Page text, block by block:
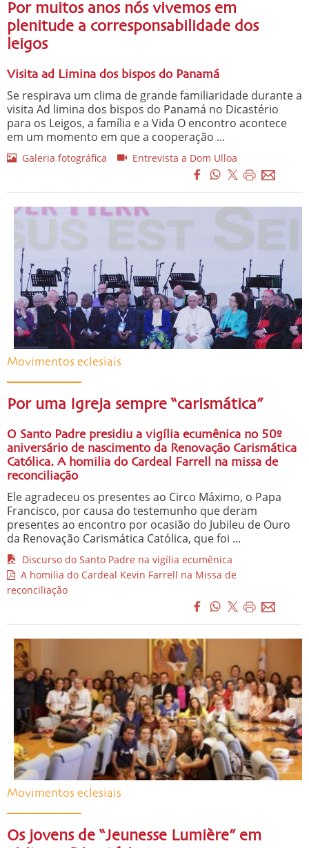
Por muitos anos nós vivemos em
plenitude a corresponsabilidade dos
leigos
Visita ad Limina dos bispos do Panamá
Se respirava um clima de grande familiaridade durante a
visita Ad limina dos bispos do Panamá no Dicastério
para os Leigos, a família e a Vida O encontro acontece
em um momento em que a cooperação ...
Galeria fotográfica Entrevista a Dom Ulloa
Movimentos eclesiais
Por uma Igreja sempre “carismática”
O Santo Padre presidiu a vigília ecumênica no 50º
aniversário de nascimento da Renovação Carismática
Católica. A homilia do Cardeal Farrell na missa de
reconciliação
Ele agradeceu os presentes ao Circo Máximo, o Papa
Francisco, por causa do testemunho que deram
presentes ao encontro por ocasião do Jubileu de Ouro
da Renovação Carismática Católica, que foi ...
Discurso do Santo Padre na vigília ecumênica
A homilia do Cardeal Kevin Farrell na Missa de
reconciliação
Movimentos eclesiais
Os jovens de “Jeunesse Lumière” em